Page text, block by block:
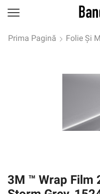
Prima Pagină Folie Și
3M ™ Wrap Film